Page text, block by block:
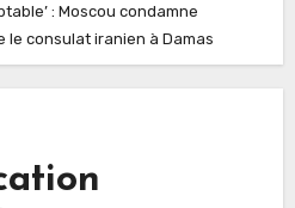
: Moscou condamne
le consulat iranien à Damas